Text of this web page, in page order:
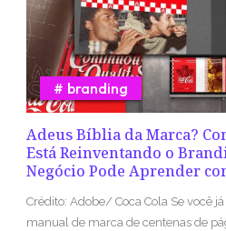
Adeus Bíblia da Marca?
Está Reinventando o
Negócio Pode Aprender
branding
Crédito: Adobe/ Coca Cola Se você
manual de marca de centenas de